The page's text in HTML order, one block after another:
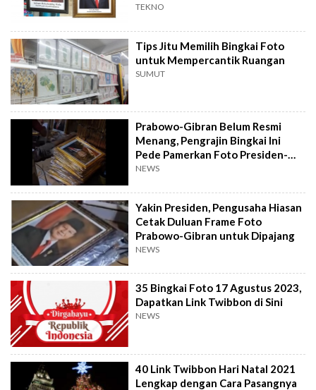
Jokowi
TEKNO
Tips Jitu Memilih Bingkai Foto
untuk Mempercantik Ruangan
SUMUT
Prabowo-Gibran Belum Resmi
Menang, Pengrajin Bingkai Ini
Pede Pamerkan Foto Presiden-
Wakil Presiden 2024
NEWS
Yakin Presiden, Pengusaha Hiasan
Cetak Duluan Frame Foto
Prabowo-Gibran untuk Dipajang
NEWS
35 Bingkai Foto 17 Agustus 2023,
Dapatkan Link Twibbon di Sini
NEWS
40 Link Twibbon Hari Natal 2021
Lengkap dengan Cara Pasangnya